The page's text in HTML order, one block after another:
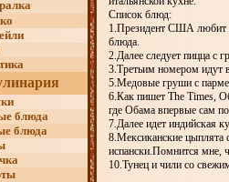
блюда
блюда
Список блюд:
1.Президент США любит
блюда.
2.Далее следует пицца с
3.Третьим номером идут
5.Медовые груши с
6.Как пишет The Times,
где Обама впервые сам
7.Далее идет индийская
8.Мексиканские
испански.Помнится мне,
10.Тунец и чили со